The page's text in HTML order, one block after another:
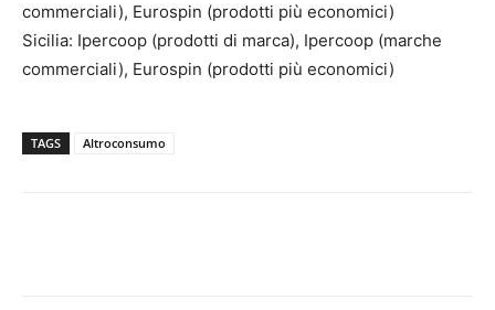
commerciali), Eurospin (prodotti più economici)
Sicilia: Ipercoop (prodotti di marca), Ipercoop (marche
commerciali), Eurospin (prodotti più economici)
TAGS Altroconsumo